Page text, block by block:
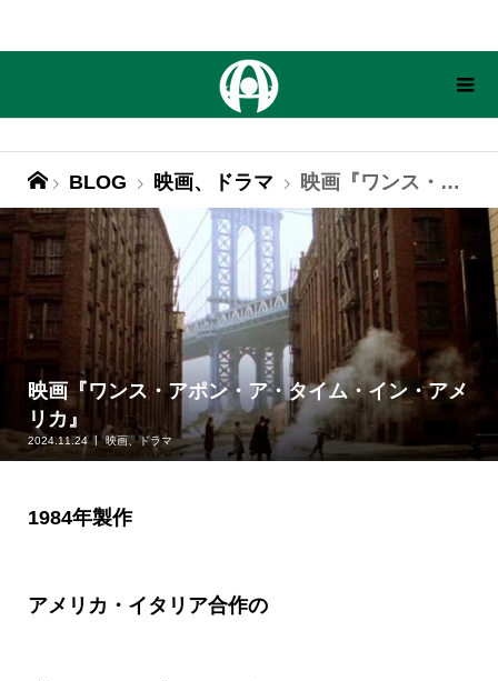
BLOG 映画、ドラマ 映画『ワンス・アポン・ア・タイム・イン・アメリカ』
映画『ワンス・アポン・ア・タイム・イン・アメ
リカ』
2024.11.24 映画、ドラマ
1984年製作
アメリカ・イタリア合作の